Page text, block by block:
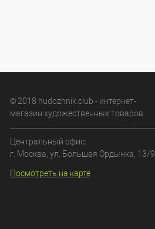
© 2018 hudozhnik.club - интернет-
магазин художественных товаров
Центральный офис:
г. Москва, ул. Большая Ордынка, 13/9
Посмотреть на карте